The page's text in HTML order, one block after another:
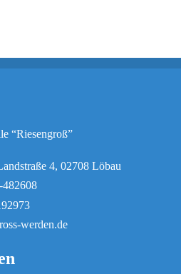
“Riesengroß”
4, 02708 Löbau
482608
werden.de